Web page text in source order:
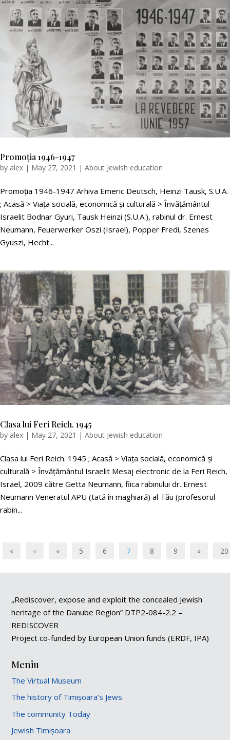
Promoția 1946-1947
by alex | May 27, 2021 | About Jewish education
Promoția 1946-1947 Arhiva Emeric Deutsch, Heinzi Tausk, S.U.A.
; Acasă > Viața socială, economică și culturală > Învățământul
Israelit Bodnar Gyuri, Tausk Heinzi (S.U.A.), rabinul dr. Ernest
Neumann, Feuerwerker Oszi (Israel), Popper Fredi, Szenes
Gyuszi, Hecht...
Clasa lui Feri Reich. 1945
by alex | May 27, 2021 | About Jewish education
Clasa lui Feri Reich. 1945 ; Acasă > Viața socială, economică și
culturală > Învățământul Israelit Mesaj electronic de la Feri Reich,
Israel, 2009 către Getta Neumann, fiica rabinului dr. Ernest
Neumann Veneratul APU (tată în maghiară) al Tău (profesorul
rabin...
« « « 5 6 7 8 9 » 20
„Rediscover, expose and exploit the concealed Jewish
heritage of the Danube Region” DTP2-084-2.2 –
REDISCOVER
Project co-funded by European Union funds (ERDF, IPA)
Meniu
The Virtual Museum
The history of Timișoara’s Jews
The community Today
Jewish Timișoara